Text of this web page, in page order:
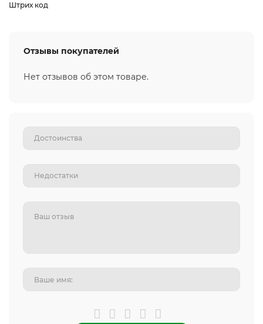
Штрих код
Отзывы покупателей
Нет отзывов об этом товаре.